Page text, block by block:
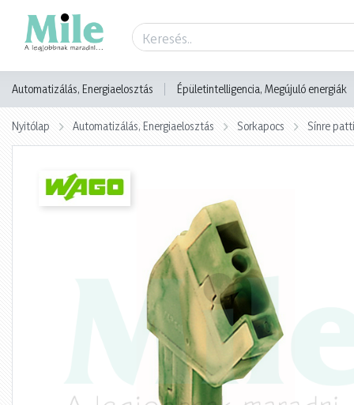
Automatizálás, Energiaelosztás Épületintelligencia, Megújuló energiák
Nyitólap Automatizálás, Energiaelosztás Sorkapocs Sínre
Termék adatlap